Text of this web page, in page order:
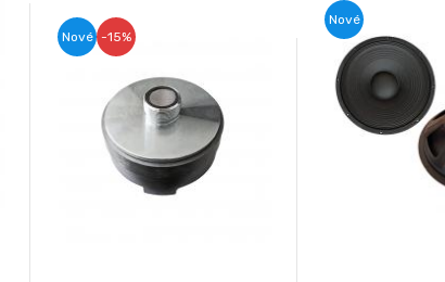
Nové
Nové -15%